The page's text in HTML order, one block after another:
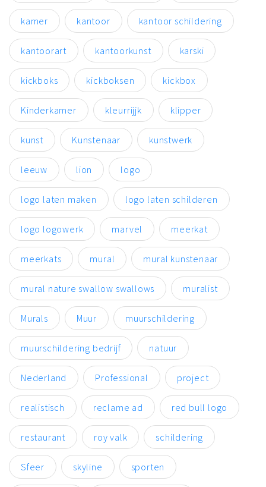
kamer kantoor kantoor schildering
kantoorart kantoorkunst karski
kickboks kickboksen kickbox
Kinderkamer kleurrijjk klipper
kunst Kunstenaar kunstwerk
leeuw lion logo
logo laten maken logo laten schilderen
logo logowerk marvel meerkat
meerkats mural mural kunstenaar
mural nature swallow swallows muralist
Murals Muur muurschildering
muurschildering bedrijf natuur
Nederland Professional project
realistisch reclame ad red bull logo
restaurant roy valk schildering
Sfeer skyline sporten